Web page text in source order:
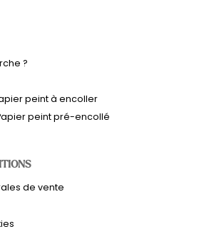
livraison
panier
?
peint à encoller
peint pré-encollé
de vente